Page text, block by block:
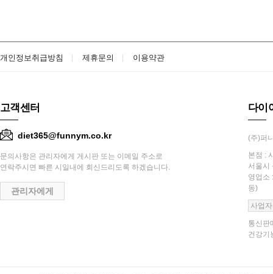
개인정보취급방침 제휴문의 이용약관
고객센터
diet365@funnym.co.kr
문의사항은 관리자에게 게시판 또는 이메일 주소로
연락주시면 빠른 시일내에 회신드리도록 하겠습니다.
관리자에게
다이
(주)퍼
본점 :
서울시
영업소
동)
사업
통신판
건강기